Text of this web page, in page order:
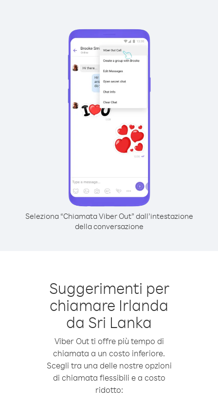
Seleziona “Chiamata Viber Out” dall’intestazione
della conversazione
Suggerimenti per
chiamare Irlanda
da Sri Lanka
Viber Out ti offre più tempo di
chiamata a un costo inferiore.
Scegli tra una delle nostre opzioni
di chiamata flessibili e a costo
ridotto: